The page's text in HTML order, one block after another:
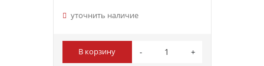
уточнить наличие
В корзину